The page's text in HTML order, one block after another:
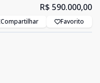
R$ 590.000,00
Compartilhar Favorito